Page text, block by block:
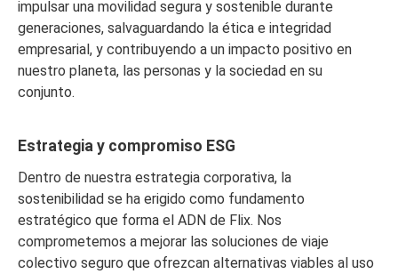
impulsar una movilidad segura y sostenible durante
generaciones, salvaguardando la ética e integridad
empresarial, y contribuyendo a un impacto positivo en
nuestro planeta, las personas y la sociedad en su
conjunto.
Estrategia y compromiso ESG
Dentro de nuestra estrategia corporativa, la
sostenibilidad se ha erigido como fundamento
estratégico que forma el ADN de Flix. Nos
comprometemos a mejorar las soluciones de viaje
colectivo seguro que ofrezcan alternativas viables al uso